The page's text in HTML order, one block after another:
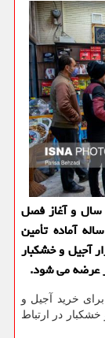
سال و آغاز فصل
آماده تأمین
آجیل و خشکبار
عرضه می شود.
خرید آجیل و
در ارتباط